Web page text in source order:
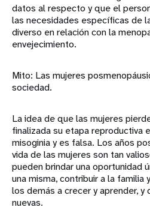
datos al respecto y que el
las necesidades específicas de
diverso en relación con la
envejecimiento.
Mito: Las mujeres
sociedad.
La idea de que las mujeres
finalizada su etapa reproductiva
misoginia y es falsa. Los años
vida de las mujeres son tan
pueden brindar una oportunidad
una misma, contribuir a la familia
los demás a crecer y aprender, y
nuevas.